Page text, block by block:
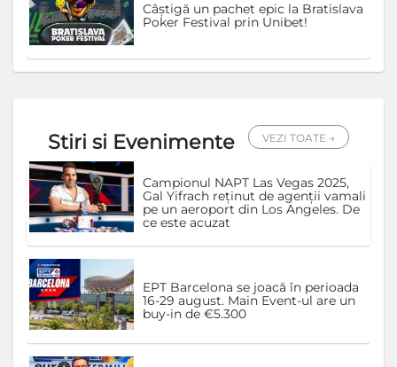
Câștigă un pachet epic la Bratislava
Poker Festival prin Unibet!
Stiri si Evenimente VEZI TOATE →
Campionul NAPT Las Vegas 2025,
Gal Yifrach reținut de agenții vamali
pe un aeroport din Los Angeles. De
ce este acuzat
EPT Barcelona se joacă în perioada
16-29 august. Main Event-ul are un
buy-in de €5.300